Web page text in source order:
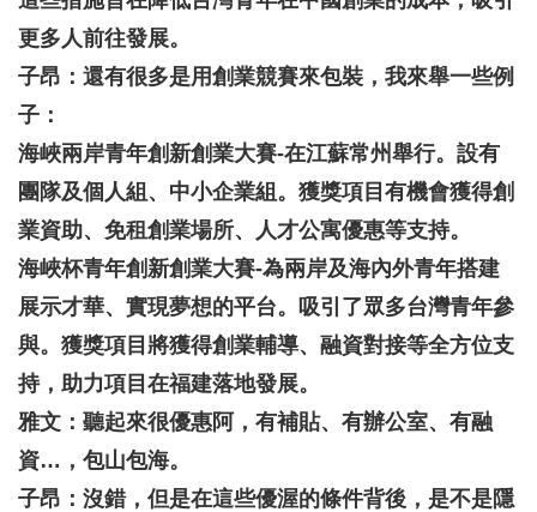
更多人前往發展。
子昂：還有很多是用創業競賽來包裝，我來舉一些例
子：
海峽兩岸青年創新創業大賽-在江蘇常州舉行。設有
團隊及個人組、中小企業組。獲獎項目有機會獲得創
業資助、免租創業場所、人才公寓優惠等支持。
海峽杯青年創新創業大賽-為兩岸及海內外青年搭建
展示才華、實現夢想的平台。吸引了眾多台灣青年參
與。獲獎項目將獲得創業輔導、融資對接等全方位支
持，助力項目在福建落地發展。
雅文：聽起來很優惠阿，有補貼、有辦公室、有融
資…，包山包海。
子昂：沒錯，但是在這些優渥的條件背後，是不是隱